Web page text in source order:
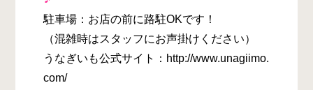
駐車場：お店の前に路駐OKです！
（混雑時はスタッフにお声掛けください）
うなぎいも公式サイト：http://www.unagiimo.
com/